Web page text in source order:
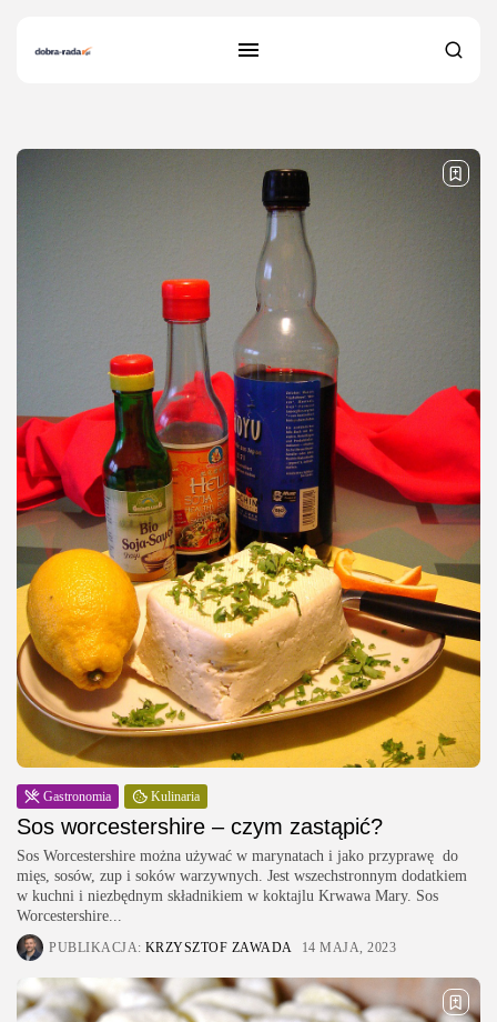
33 results found
Gastronomia Kulinaria
Sos worcestershire – czym zastąpić?
Sos Worcestershire można używać w marynatach i jako przyprawę do
mięs, sosów, zup i soków warzywnych. Jest wszechstronnym dodatkiem
w kuchni i niezbędnym składnikiem w koktajlu Krwawa Mary. Sos
Worcestershire...
PUBLIKACJA: KRZYSZTOF ZAWADA 14 MAJA, 2023